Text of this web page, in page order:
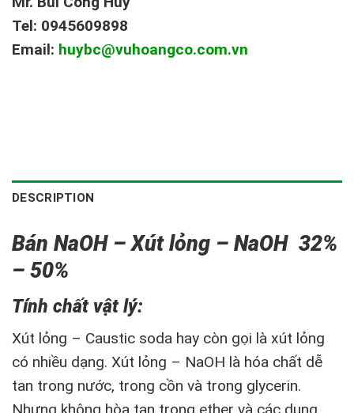
Tel: 0945609898
Email: huybc@vuhoangco.com.vn
DESCRIPTION
Bán NaOH – Xút lỏng – NaOH 32%
– 50%
Tính chất vật lý:
Xút lỏng – Caustic soda hay còn gọi là xút lỏng
có nhiều dạng. Xút lỏng – NaOH là hóa chất dễ
tan trong nước, trong cồn và trong glycerin.